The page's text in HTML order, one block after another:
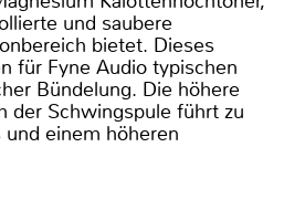
und saubere
bietet. Dieses
für Fyne Audio typischen
Bündelung. Die höhere
der Schwingspule führt zu
einem höheren